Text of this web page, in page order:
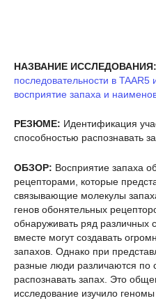
НАЗВАНИЕ ИССЛЕДОВАНИЯ:
последовательности в TAAR5
восприятие запаха и
РЕЗЮМЕ: Идентификация
способностью распознавать
ОБЗОР: Восприятие запаха
рецепторами, которые
связывающие молекулы
генов обонятельных
обнаруживать ряд различных
вместе могут создавать
запахов. Однако при
разные люди различаются по
распознавать запах. Это
исследование изучило